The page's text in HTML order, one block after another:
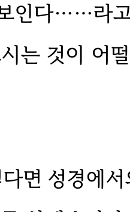
인다……라
는 것이 어
면 성경에